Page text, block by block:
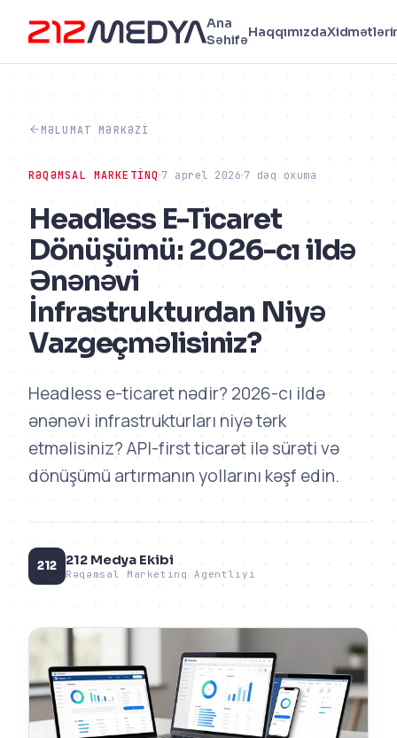
Ana
Səhifə
Haqqımızda
MƏLUMAT MƏRKƏZI
RƏQƏMSAL MARKETINQ 7 aprel 2026 7 dəq oxuma
Headless E-Ticaret
Dönüşümü: 2026-cı ildə
Ənənəvi
İnfrastrukturdan Niyə
Vazgeçməlisiniz?
Headless e-ticaret nədir? 2026-cı ildə
ənənəvi infrastrukturları niyə tərk
etməlisiniz? API-first ticarət ilə sürəti və
dönüşümü artırmanın yollarını kəşf edin.
212 212 Medya Ekibi
Rəqəmsal Marketinq Agentliyi